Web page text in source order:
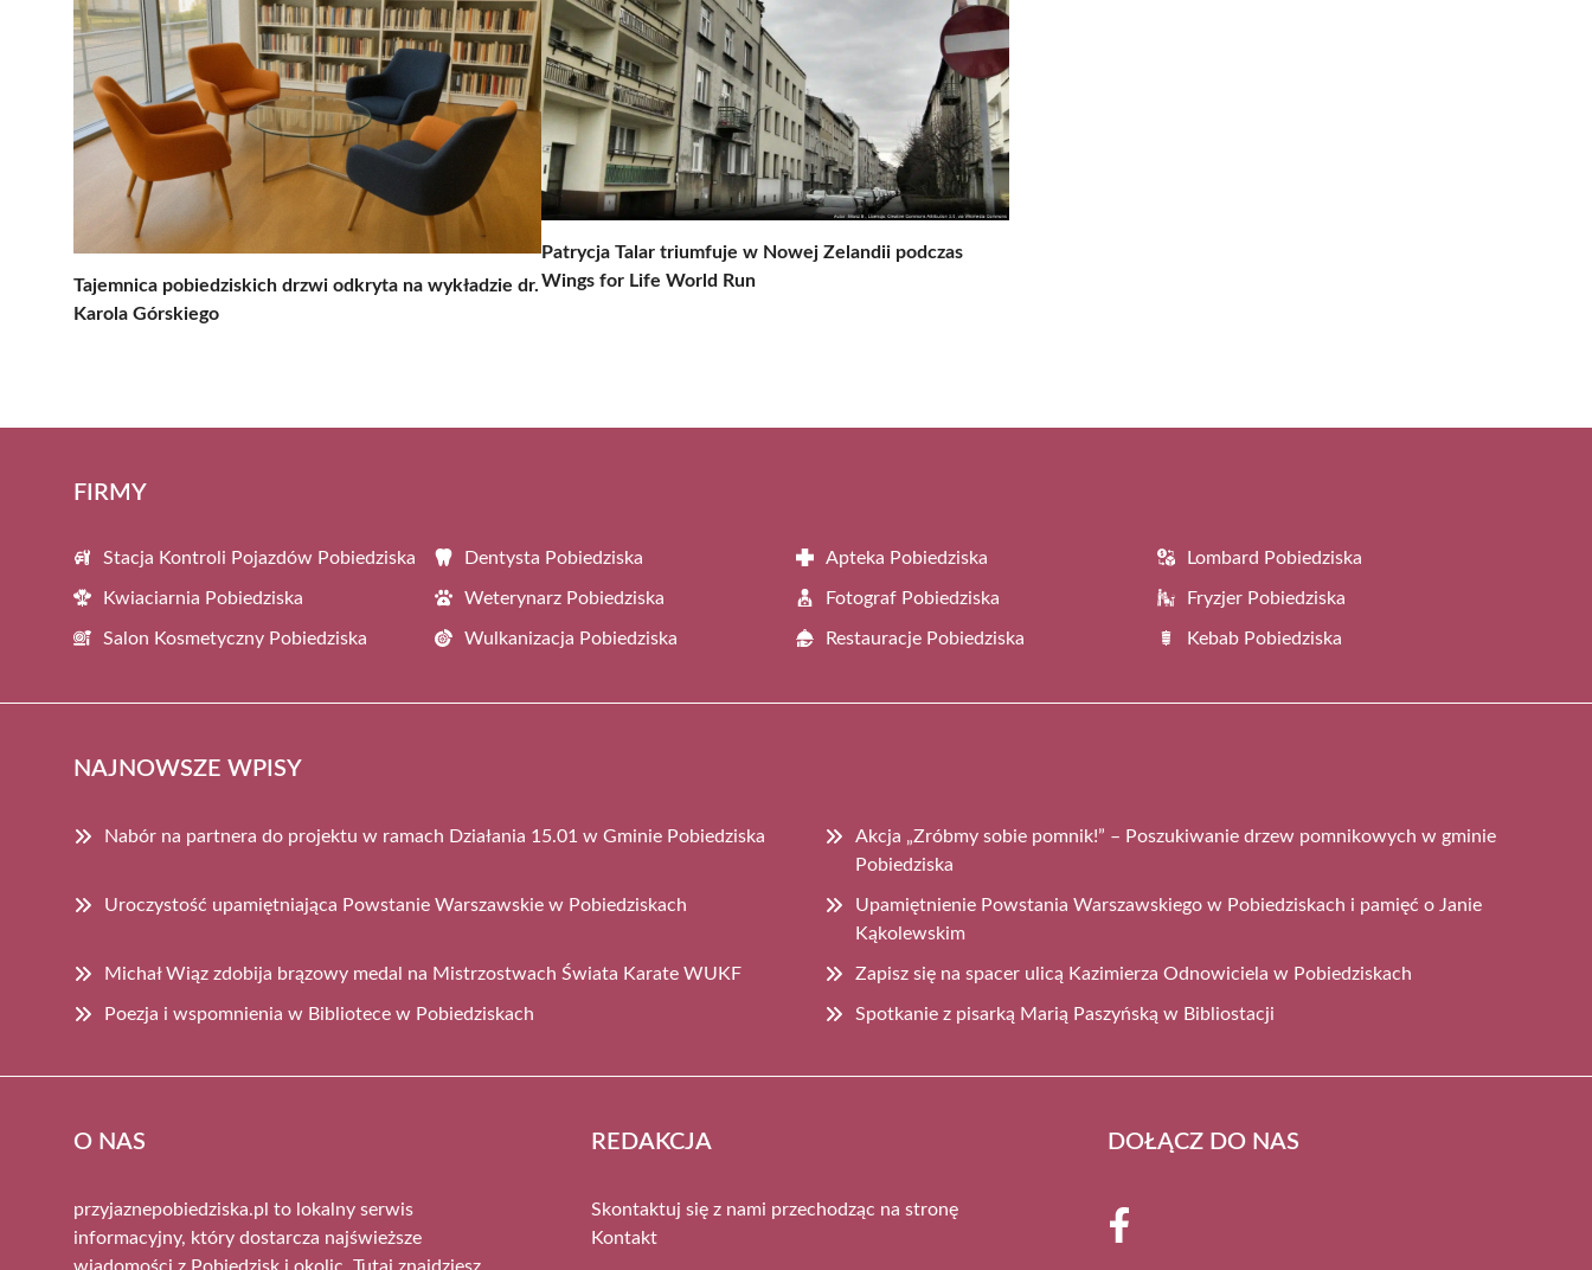
Tajemnica pobiedziskich drzwi odkryta na wykładzie dr.
Karola Górskiego
Patrycja Talar triumfuje w Nowej Zelandii podczas
Wings for Life World Run
FIRMY
Stacja Kontroli Pojazdów Pobiedziska Dentysta Pobiedziska Apteka Pobiedziska Lombard Pobiedziska
Kwiaciarnia Pobiedziska Weterynarz Pobiedziska Fotograf Pobiedziska Fryzjer Pobiedziska
Salon Kosmetyczny Pobiedziska Wulkanizacja Pobiedziska Restauracje Pobiedziska Kebab Pobiedziska
NAJNOWSZE WPISY
Nabór na partnera do projektu w ramach Działania 15.01 w Gminie Pobiedziska
Akcja „Zróbmy sobie pomnik!” – Poszukiwanie drzew pomnikowych w gminie
Pobiedziska
Uroczystość upamiętniająca Powstanie Warszawskie w Pobiedziskach
Upamiętnienie Powstania Warszawskiego w Pobiedziskach i pamięć o Janie
Kąkolewskim
Michał Wiąz zdobija brązowy medal na Mistrzostwach Świata Karate WUKF Zapisz się na spacer ulicą Kazimierza Odnowiciela w Pobiedziskach
Poezja i wspomnienia w Bibliotece w Pobiedziskach Spotkanie z pisarką Marią Paszyńską w Bibliostacji
O NAS
przyjaznepobiedziska.pl to lokalny serwis
informacyjny, który dostarcza najświeższe
REDAKCJA
Skontaktuj się z nami przechodząc na stronę
Kontakt
DOŁĄCZ DO NAS